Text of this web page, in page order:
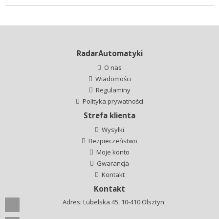
RadarAutomatyki
O nas
Wiadomości
Regulaminy
Polityka prywatności
Strefa klienta
Wysyłki
Bezpieczeństwo
Moje konto
Gwarancja
Kontakt
Kontakt
Adres: Lubelska 45, 10-410 Olsztyn